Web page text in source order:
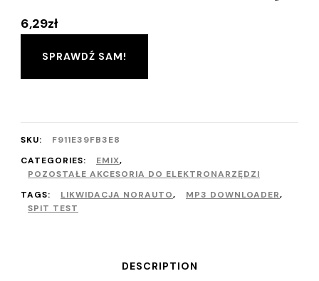
6,29zł
SPRAWDŹ SAM!
SKU:
F911E39FB3E8
CATEGORIES:
EMIX,
POZOSTAŁE AKCESORIA DO ELEKTRONARZĘDZI
TAGS:
LIKWIDACJA NORAUTO, MP3 DOWNLOADER,
SPIT TEST
DESCRIPTION